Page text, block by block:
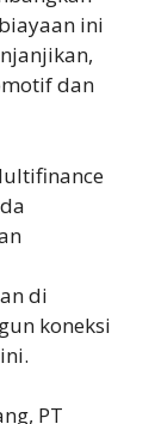
ini
dan
di
koneksi
PT